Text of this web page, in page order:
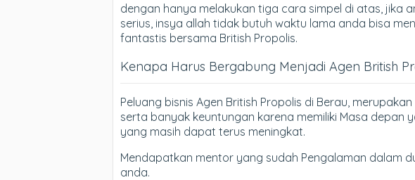
dengan hanya melakukan tiga cara simpel di atas, jika
serius, insya allah tidak butuh waktu lama anda bisa
fantastis bersama British Propolis.
Kenapa Harus Bergabung Menjadi Agen British
Peluang bisnis Agen British Propolis di Berau,
serta banyak keuntungan karena memiliki Masa depan
yang masih dapat terus meningkat.
Mendapatkan mentor yang sudah Pengalaman dalam
anda.